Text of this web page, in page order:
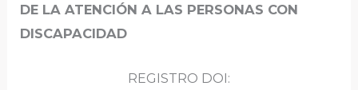
DE LA ATENCIÓN A LAS PERSONAS CON
DISCAPACIDAD
REGISTRO DOI: